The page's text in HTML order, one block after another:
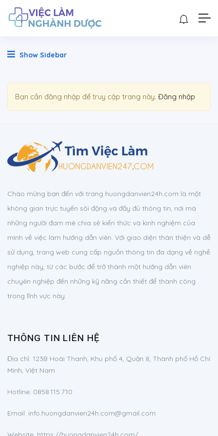
Show Sidebar
Bạn cần đăng nhập để truy cập trang này. Đăng nhập
Chào mừng bạn đến với trang huongdanvien24h.com là một
không gian trực tuyến sôi động và đầy đủ thông tin, nơi mà
những người đam mê chia sẻ kiến thức và kinh nghiệm của
mình về việc làm hướng dẫn viên. Với giao diện thân thiện và dễ
sử dụng, trang web cung cấp nguồn thông tin đa dạng về nghề
nghiệp này, từ các bước để trở thành một hướng dẫn viên
chuyên nghiệp đến những kỹ năng cần thiết để thành công
trong lĩnh vực này.
THÔNG TIN LIÊN HỆ
Địa chỉ: 123B Hoài Thanh, Khu phố 4, Quận 8, Thành phố Hồ Chí
Minh, Việt Nam
Hotline: 0858.115.710
Email: info.huongdanvien24h.com@gmail.com